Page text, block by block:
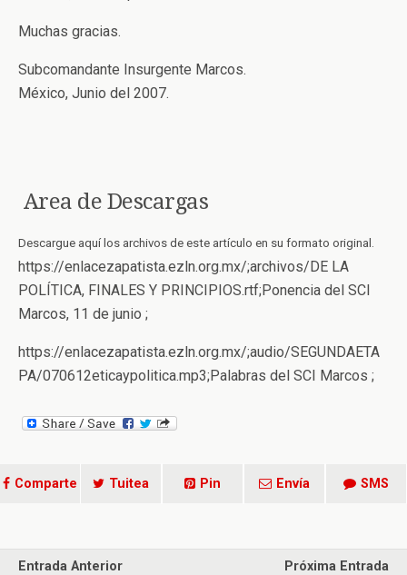
Muchas gracias.
Subcomandante Insurgente Marcos.
México, Junio del 2007.
Area de Descargas
Descargue aquí los archivos de este artículo en su formato original.
https://enlacezapatista.ezln.org.mx/;archivos/DE LA
POLÍTICA, FINALES Y PRINCIPIOS.rtf;Ponencia del SCI
Marcos, 11 de junio ;
https://enlacezapatista.ezln.org.mx/;audio/SEGUNDAETA
PA/070612eticaypolitica.mp3;Palabras del SCI Marcos ;
Comparte Tuitea Pin Envía SMS
Entrada Anterior
Próxima Entrada